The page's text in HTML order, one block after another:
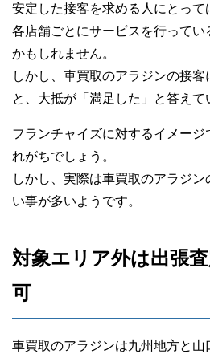
安定した接客を求める人にとっ
各店舗ごとにサービスを行ってい
かもしれません。
しかし、車買取のアラジンの接
と、大抵が「満足した」と答えて
フランチャイズに対するイメー
れがちでしょう。
しかし、実際は車買取のアラジ
い事が多いようです。
対象エリア外は出張
可
車買取のアラジンは九州地方と山